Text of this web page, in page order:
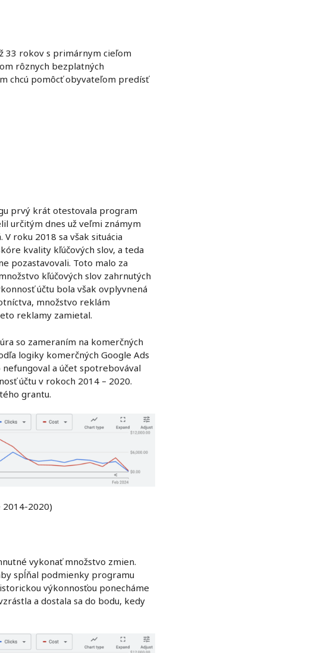
33 rokov s primárnym cieľom
rôznych bezplatných
chcú pomôcť obyvateľom predísť
prvý krát otestovala program
určitým dnes už veľmi známym
roku 2018 sa však situácia
kvality kľúčových slov, a teda
pozastavovali. Toto malo za
kľúčových slov zahrnutých
účtu bola však ovplyvnená
množstvo reklám
reklamy zamietal.
so zameraním na komerčných
logiky komerčných Google Ads
a účet spotrebovával
účtu v rokoch 2014 – 2020.
grantu.
2020)
vykonať množstvo zmien.
spĺňal podmienky programu
výkonnosťou ponecháme
a dostala sa do bodu, kedy